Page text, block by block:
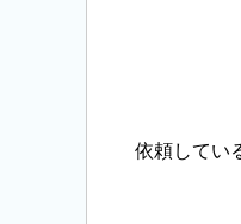
依頼してい